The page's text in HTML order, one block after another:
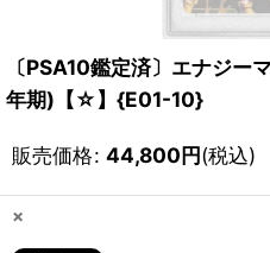
〔PSA10鑑定済〕エナジー
年期)【☆】{E01-10}
販売価格: 44,800円(税込)
×